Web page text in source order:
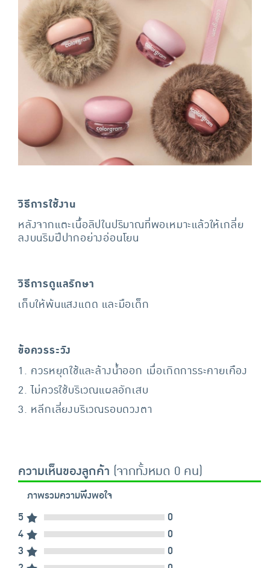
วิธีการใช้งาน
หลังจากแตะเนื้อลิปในปริมาณที่พอเหมาะแล้วให้เกลี่ย
ลงบนริมฝีปากอย่างอ่อนโยน
วิธีการดูแลรักษา
เก็บให้พ้นแสงแดด และมือเด็ก
ข้อควรระวัง
1. ควรหยุดใช้และล้างน้ำออก เมื่อเกิดการระคายเคือง
2. ไม่ควรใช้บริเวณแผลอักเสบ
3. หลีกเลี่ยงบริเวณรอบดวงตา
ความเห็นของลูกค้า (จากทั้งหมด 0 คน)
ภาพรวมความพึงพอใจ
5
0
4
0
3
0